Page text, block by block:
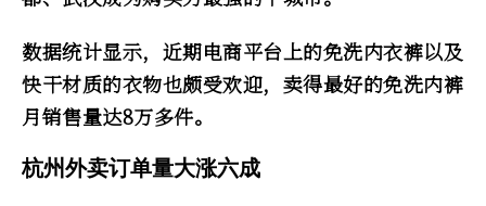
数据统计显示，近期电商平台上的免洗内衣裤以及
快干材质的衣物也颇受欢迎，卖得最好的免洗内裤
月销售量达8万多件。
杭州外卖订单量大涨六成